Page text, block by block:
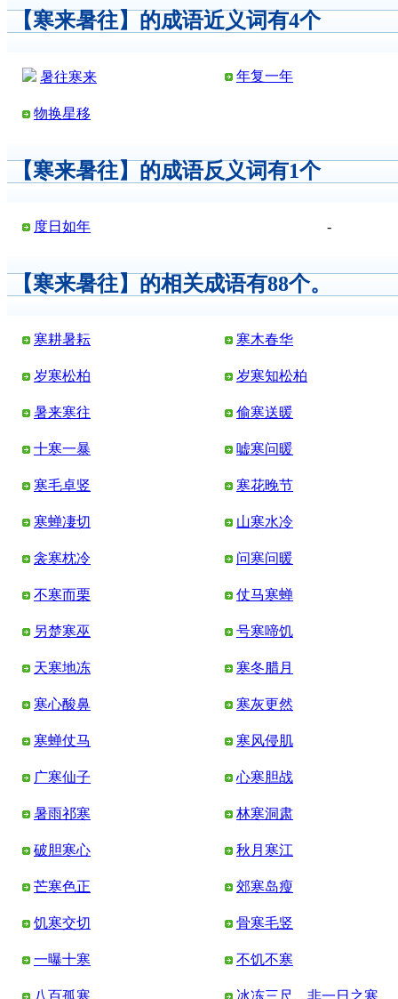
【寒来暑往】的成语近义词有4个
暑往寒来 年复一年
物换星移
【寒来暑往】的成语反义词有1个
度日如年 -
【寒来暑往】的相关成语有88个。
寒耕暑耘 寒木春华
岁寒松柏 岁寒知松柏
暑来寒往 偷寒送暖
十寒一暴 嘘寒问暖
寒毛卓竖 寒花晚节
寒蝉凄切 山寒水冷
衾寒枕冷 问寒问暖
不寒而栗 仗马寒蝉
另楚寒巫 号寒啼饥
天寒地冻 寒冬腊月
寒心酸鼻 寒灰更然
寒蝉仗马 寒风侵肌
广寒仙子 心寒胆战
暑雨祁寒 林寒洞肃
破胆寒心 秋月寒江
芒寒色正 郊寒岛瘦
饥寒交切 骨寒毛竖
一曝十寒 不饥不寒
八百孤寒 冰冻三尺，非一日之寒